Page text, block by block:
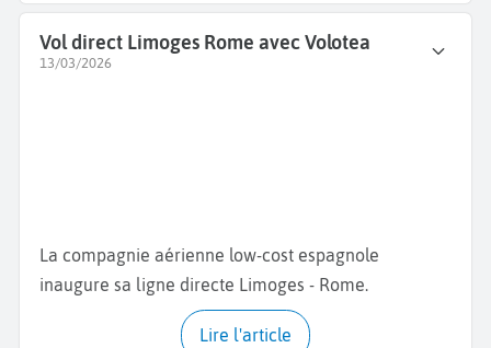
Vol direct Limoges Rome avec Volotea
13/03/2026
La compagnie aérienne low-cost espagnole
inaugure sa ligne directe Limoges - Rome.
Lire l'article